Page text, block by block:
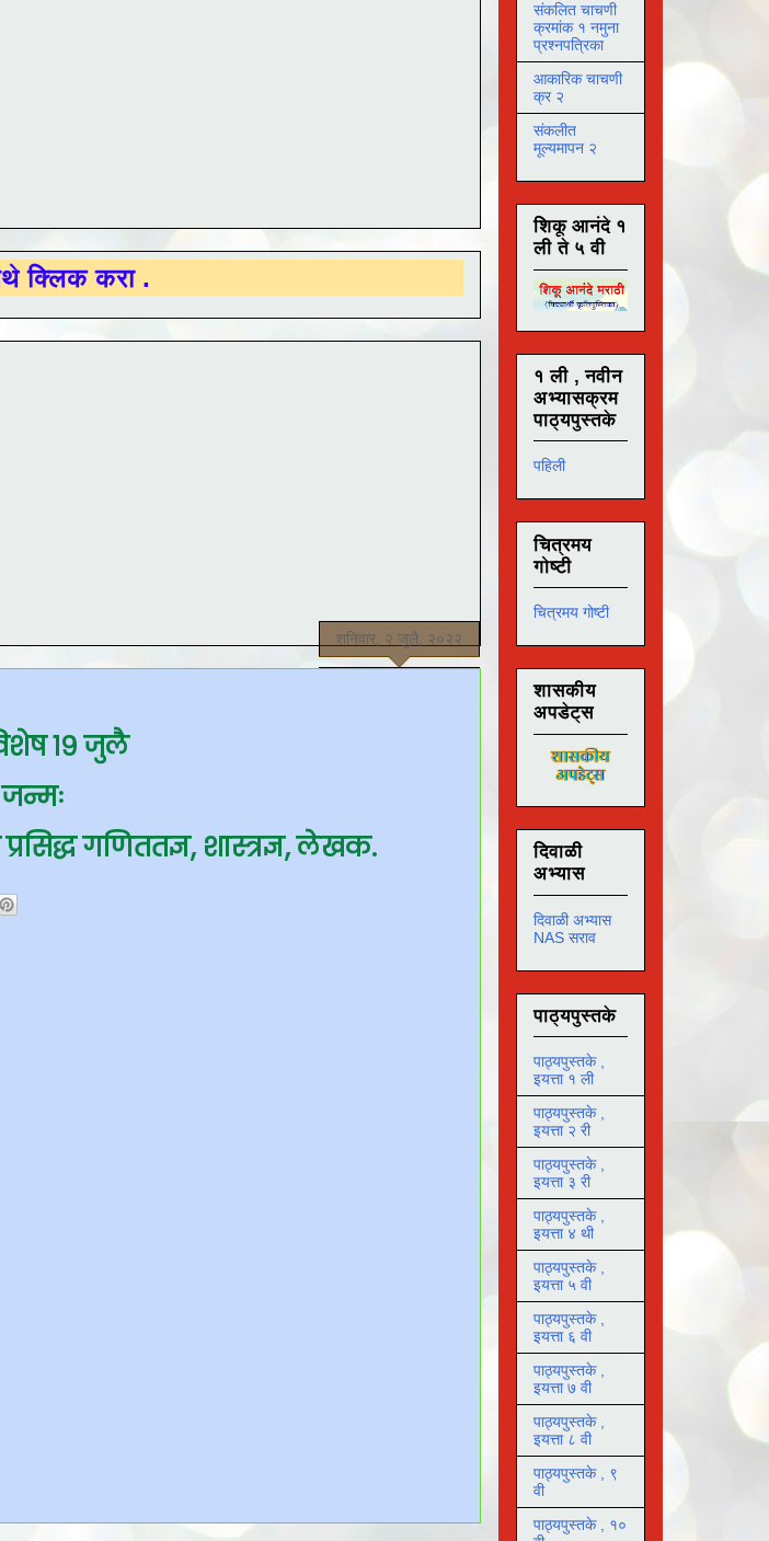
.
शनिवार, २ जुलै, २०२२
१९ जुलै
जन्मः
गणिततज्ञ, शास्त्रज्ञ, लेखक.
संकलित चाचणी
क्रमांक १ नमुना
प्रश्नपत्रिका
आकारिक चाचणी
क्र २
संकलीत
मूल्यमापन २
शिकू आनंदे १
ली ते ५ वी
१ ली , नवीन
अभ्यासक्रम
पाठ्यपुस्तके
पहिली
चित्रमय
गोष्टी
चित्रमय गोष्टी
शासकीय
अपडेट्स
दिवाळी
अभ्यास
दिवाळी अभ्यास
NAS सराव
पाठ्यपुस्तके
पाठ्यपुस्तके ,
इयत्ता १ ली
पाठ्यपुस्तके ,
इयत्ता २ री
पाठ्यपुस्तके ,
इयत्ता ३ री
पाठ्यपुस्तके ,
इयत्ता ४ थी
पाठ्यपुस्तके ,
इयत्ता ५ वी
पाठ्यपुस्तके ,
इयत्ता ६ वी
पाठ्यपुस्तके ,
इयत्ता ७ वी
पाठ्यपुस्तके ,
इयत्ता ८ वी
पाठ्यपुस्तके , ९
वी
पाठ्यपुस्तके , १०